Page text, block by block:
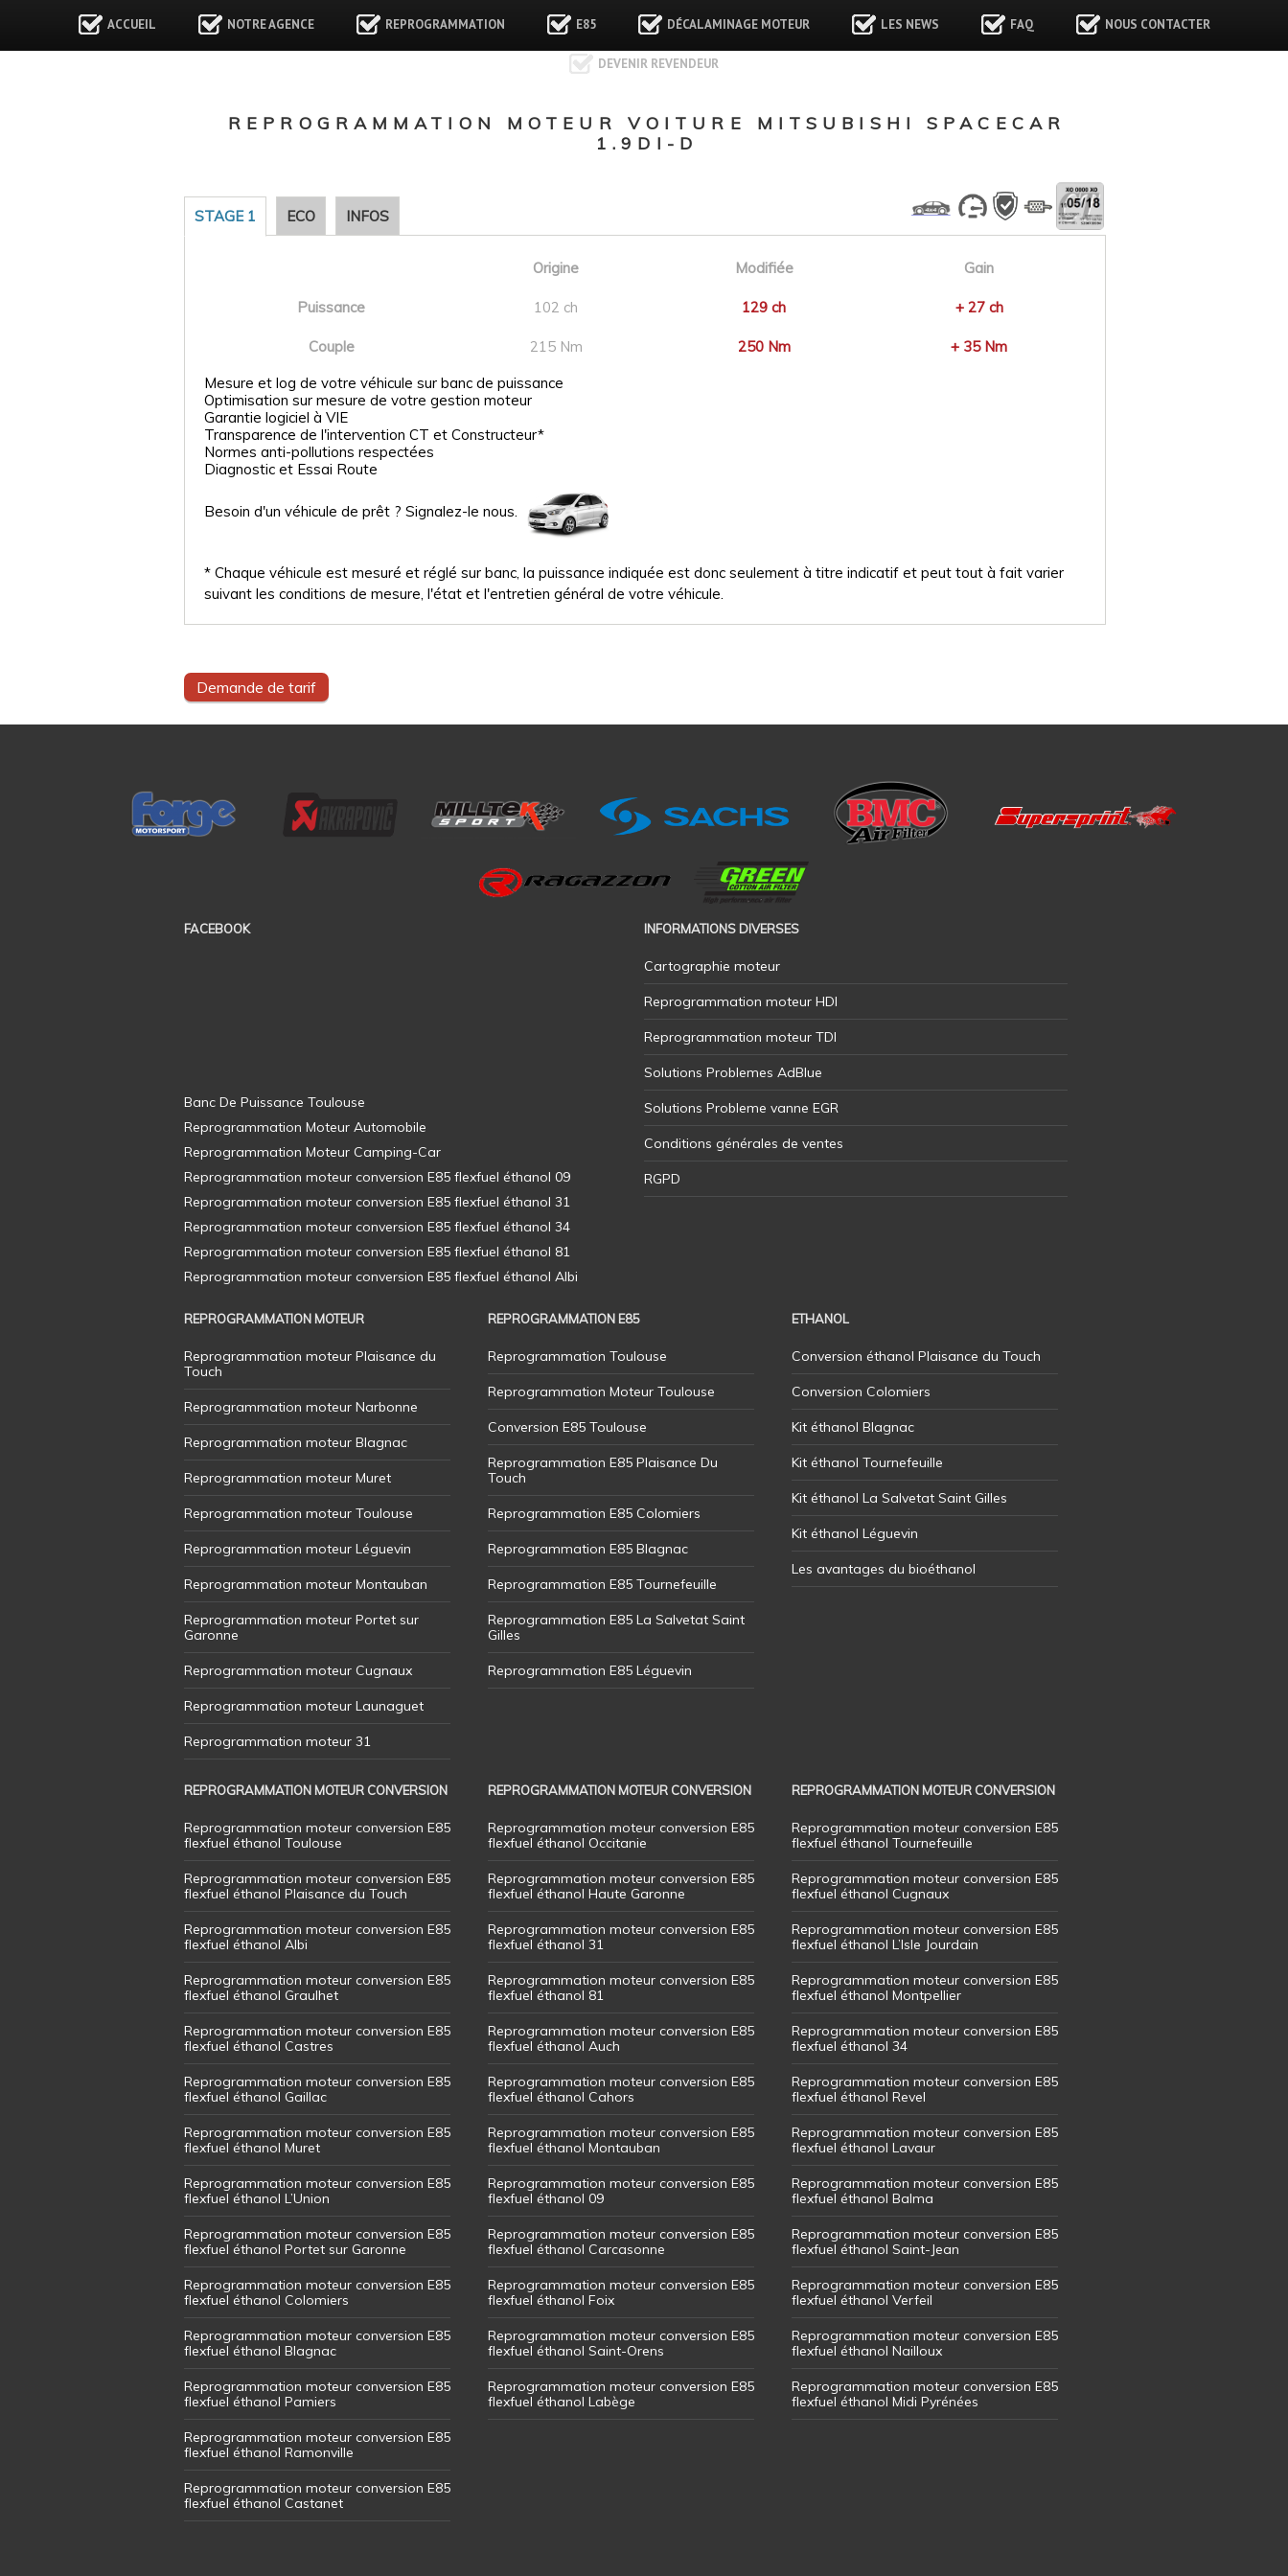
ACCUEIL NOTRE AGENCE REPROGRAMMATION E85 DÉCALAMINAGE MOTEUR LES NEWS FAQ NOUS CONTACTER
DEVENIR REVENDEUR
REPROGRAMMATION MOTEUR VOITURE MITSUBISHI SPACECAR
1.9DI-D
STAGE 1 ECO INFOS
Origine Modifiée Gain
Puissance 102 ch 129 ch + 27 ch
Couple 215 Nm 250 Nm
+ 35 Nm
Mesure et log de votre véhicule sur banc de puissance
Optimisation sur mesure de votre gestion moteur
Garantie logiciel à VIE
Transparence de l'intervention CT et Constructeur*
Normes anti-pollutions respectées
Diagnostic et Essai Route
Besoin d'un véhicule de prêt ? Signalez-le nous.
* Chaque véhicule est mesuré et réglé sur banc, la puissance indiquée est donc seulement à titre indicatif et peut tout à fait varier
suivant les conditions de mesure, l'état et l'entretien général de votre véhicule.
Demande de tarif
FACEBOOK INFORMATIONS DIVERSES
Cartographie moteur
Reprogrammation moteur HDI
Reprogrammation moteur TDI
Solutions Problemes AdBlue
Solutions Probleme vanne EGR
Conditions générales de ventes
RGPD
REPROGRAMMATION MOTEUR
Reprogrammation moteur Plaisance du
Touch
Reprogrammation moteur Narbonne
Reprogrammation moteur Blagnac
Reprogrammation moteur Muret
Reprogrammation moteur Toulouse
Reprogrammation moteur Léguevin
Reprogrammation moteur Montauban
Reprogrammation moteur Portet sur
Garonne
Reprogrammation moteur Cugnaux
Reprogrammation moteur Launaguet
Reprogrammation moteur 31
REPROGRAMMATION E85
Reprogrammation Toulouse
Reprogrammation Moteur Toulouse
Conversion E85 Toulouse
Reprogrammation E85 Plaisance Du
Touch
Reprogrammation E85 Colomiers
Reprogrammation E85 Blagnac
Reprogrammation E85 Tournefeuille
Reprogrammation E85 La Salvetat Saint
Gilles
Reprogrammation E85 Léguevin
ETHANOL
Conversion éthanol Plaisance du Touch
Conversion Colomiers
Kit éthanol Blagnac
Kit éthanol Tournefeuille
Kit éthanol La Salvetat Saint Gilles
Kit éthanol Léguevin
Les avantages du bioéthanol
REPROGRAMMATION MOTEUR CONVERSION
Reprogrammation moteur conversion E85
flexfuel éthanol Toulouse
Reprogrammation moteur conversion E85
flexfuel éthanol Plaisance du Touch
Reprogrammation moteur conversion E85
flexfuel éthanol Albi
Reprogrammation moteur conversion E85
flexfuel éthanol Graulhet
Reprogrammation moteur conversion E85
flexfuel éthanol Castres
Reprogrammation moteur conversion E85
flexfuel éthanol Gaillac
Reprogrammation moteur conversion E85
flexfuel éthanol Muret
Reprogrammation moteur conversion E85
flexfuel éthanol L’Union
Reprogrammation moteur conversion E85
flexfuel éthanol Portet sur Garonne
Reprogrammation moteur conversion E85
flexfuel éthanol Colomiers
Reprogrammation moteur conversion E85
flexfuel éthanol Blagnac
Reprogrammation moteur conversion E85
flexfuel éthanol Pamiers
Reprogrammation moteur conversion E85
flexfuel éthanol Ramonville
Reprogrammation moteur conversion E85
flexfuel éthanol Castanet
REPROGRAMMATION MOTEUR CONVERSION
Reprogrammation moteur conversion E85
flexfuel éthanol Occitanie
Reprogrammation moteur conversion E85
flexfuel éthanol Haute Garonne
Reprogrammation moteur conversion E85
flexfuel éthanol 31
Reprogrammation moteur conversion E85
flexfuel éthanol 81
Reprogrammation moteur conversion E85
flexfuel éthanol Auch
Reprogrammation moteur conversion E85
flexfuel éthanol Cahors
Reprogrammation moteur conversion E85
flexfuel éthanol Montauban
Reprogrammation moteur conversion E85
flexfuel éthanol 09
Reprogrammation moteur conversion E85
flexfuel éthanol Carcasonne
Reprogrammation moteur conversion E85
flexfuel éthanol Foix
Reprogrammation moteur conversion E85
flexfuel éthanol Saint-Orens
Reprogrammation moteur conversion E85
flexfuel éthanol Labège
REPROGRAMMATION MOTEUR CONVERSION
Reprogrammation moteur conversion E85
flexfuel éthanol Tournefeuille
Reprogrammation moteur conversion E85
flexfuel éthanol Cugnaux
Reprogrammation moteur conversion E85
flexfuel éthanol L’Isle Jourdain
Reprogrammation moteur conversion E85
flexfuel éthanol Montpellier
Reprogrammation moteur conversion E85
flexfuel éthanol 34
Reprogrammation moteur conversion E85
flexfuel éthanol Revel
Reprogrammation moteur conversion E85
flexfuel éthanol Lavaur
Reprogrammation moteur conversion E85
flexfuel éthanol Balma
Reprogrammation moteur conversion E85
flexfuel éthanol Saint-Jean
Reprogrammation moteur conversion E85
flexfuel éthanol Verfeil
Reprogrammation moteur conversion E85
flexfuel éthanol Nailloux
Reprogrammation moteur conversion E85
flexfuel éthanol Midi Pyrénées
Banc De Puissance Toulouse
Reprogrammation Moteur Automobile
Reprogrammation Moteur Camping-Car
Reprogrammation moteur conversion E85 flexfuel éthanol 09
Reprogrammation moteur conversion E85 flexfuel éthanol 31
Reprogrammation moteur conversion E85 flexfuel éthanol 34
Reprogrammation moteur conversion E85 flexfuel éthanol 81
Reprogrammation moteur conversion E85 flexfuel éthanol Albi